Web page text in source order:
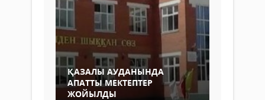
ҚАЗАЛЫ АУДАНЫНДА
АПАТТЫ МЕКТЕПТЕР
ЖОЙЫЛДЫ